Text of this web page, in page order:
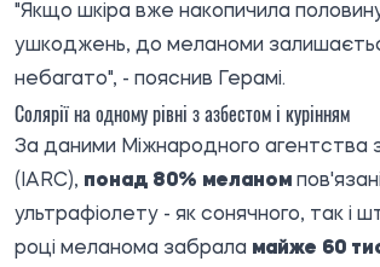
"Якщо шкіра вже накопичила
ушкоджень, до меланоми
небагато", - пояснив Герамі.
Солярії на одному рівні з азбестом і курінням
За даними Міжнародного агентства
(IARC), понад 80% меланом
ультрафіолету - як сонячного, так і
році меланома забрала майже 60